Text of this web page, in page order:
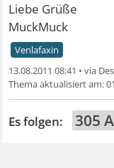
Liebe Grüße
MuckMuck
Venlafaxin
13.08.2011 08:41 •
305